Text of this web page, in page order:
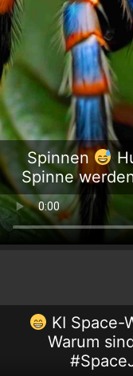
Spinnen
Spinne
KI Space-
Warum